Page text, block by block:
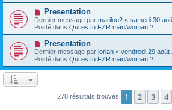
s
s
a
g
e
a
m
e
s
s
a
g
e
N
o
u
v
e
a
u
m
e
Presentation
Dernier message par marilou2 « samedi 30
Posté dans Qui es tu FZR man/woman ?
N
o
u
v
e
Presentation
Dernier message par lorian « vendredi 29 août
Posté dans Qui es tu FZR man/woman ?
278 résultats trouvés 1 2 3 4